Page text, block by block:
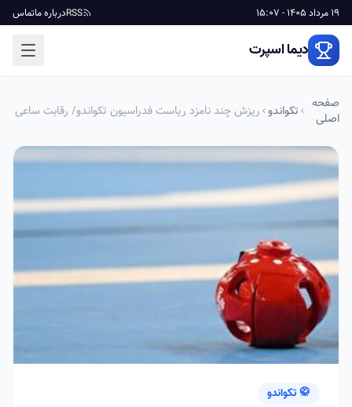
19 مرداد 1405 - 15:07 RSSدرباره ماتماس
دیما اسپرت
صفحه
اصلی
تکواندو ریزش چند نامزد ریاست فدراسیون تکواندو/ رقابت ساعی
🥋 تکواندو